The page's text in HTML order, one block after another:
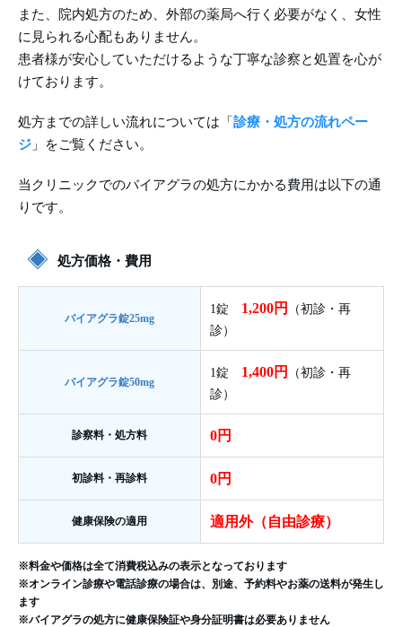
また、院内処方のため、外部の薬局へ行く必要がなく、女性
に見られる心配もありません。
患者様が安心していただけるような丁寧な診察と処置を心が
けております。
処方までの詳しい流れについては「診療・処方の流れペー
ジ 」をご覧ください。
当クリニックでのバイアグラの処方にかかる費用は以下の通
りです。
処方価格・費用
バイアグラ錠25mg
1錠 1,200円
（初診・再
診）
バイアグラ錠50mg
1錠 1,400円
（初診・再
診）
診察料・処方料 0円
初診料・再診料 0円
健康保険の適用 適用外（自由診療）
※料金や価格は全て消費税込みの表示となっております
※オンライン診療や電話診療の場合は、別途、予約料やお薬の送料が発生し
ます
※バイアグラの処方に健康保険証や身分証明書は必要ありません